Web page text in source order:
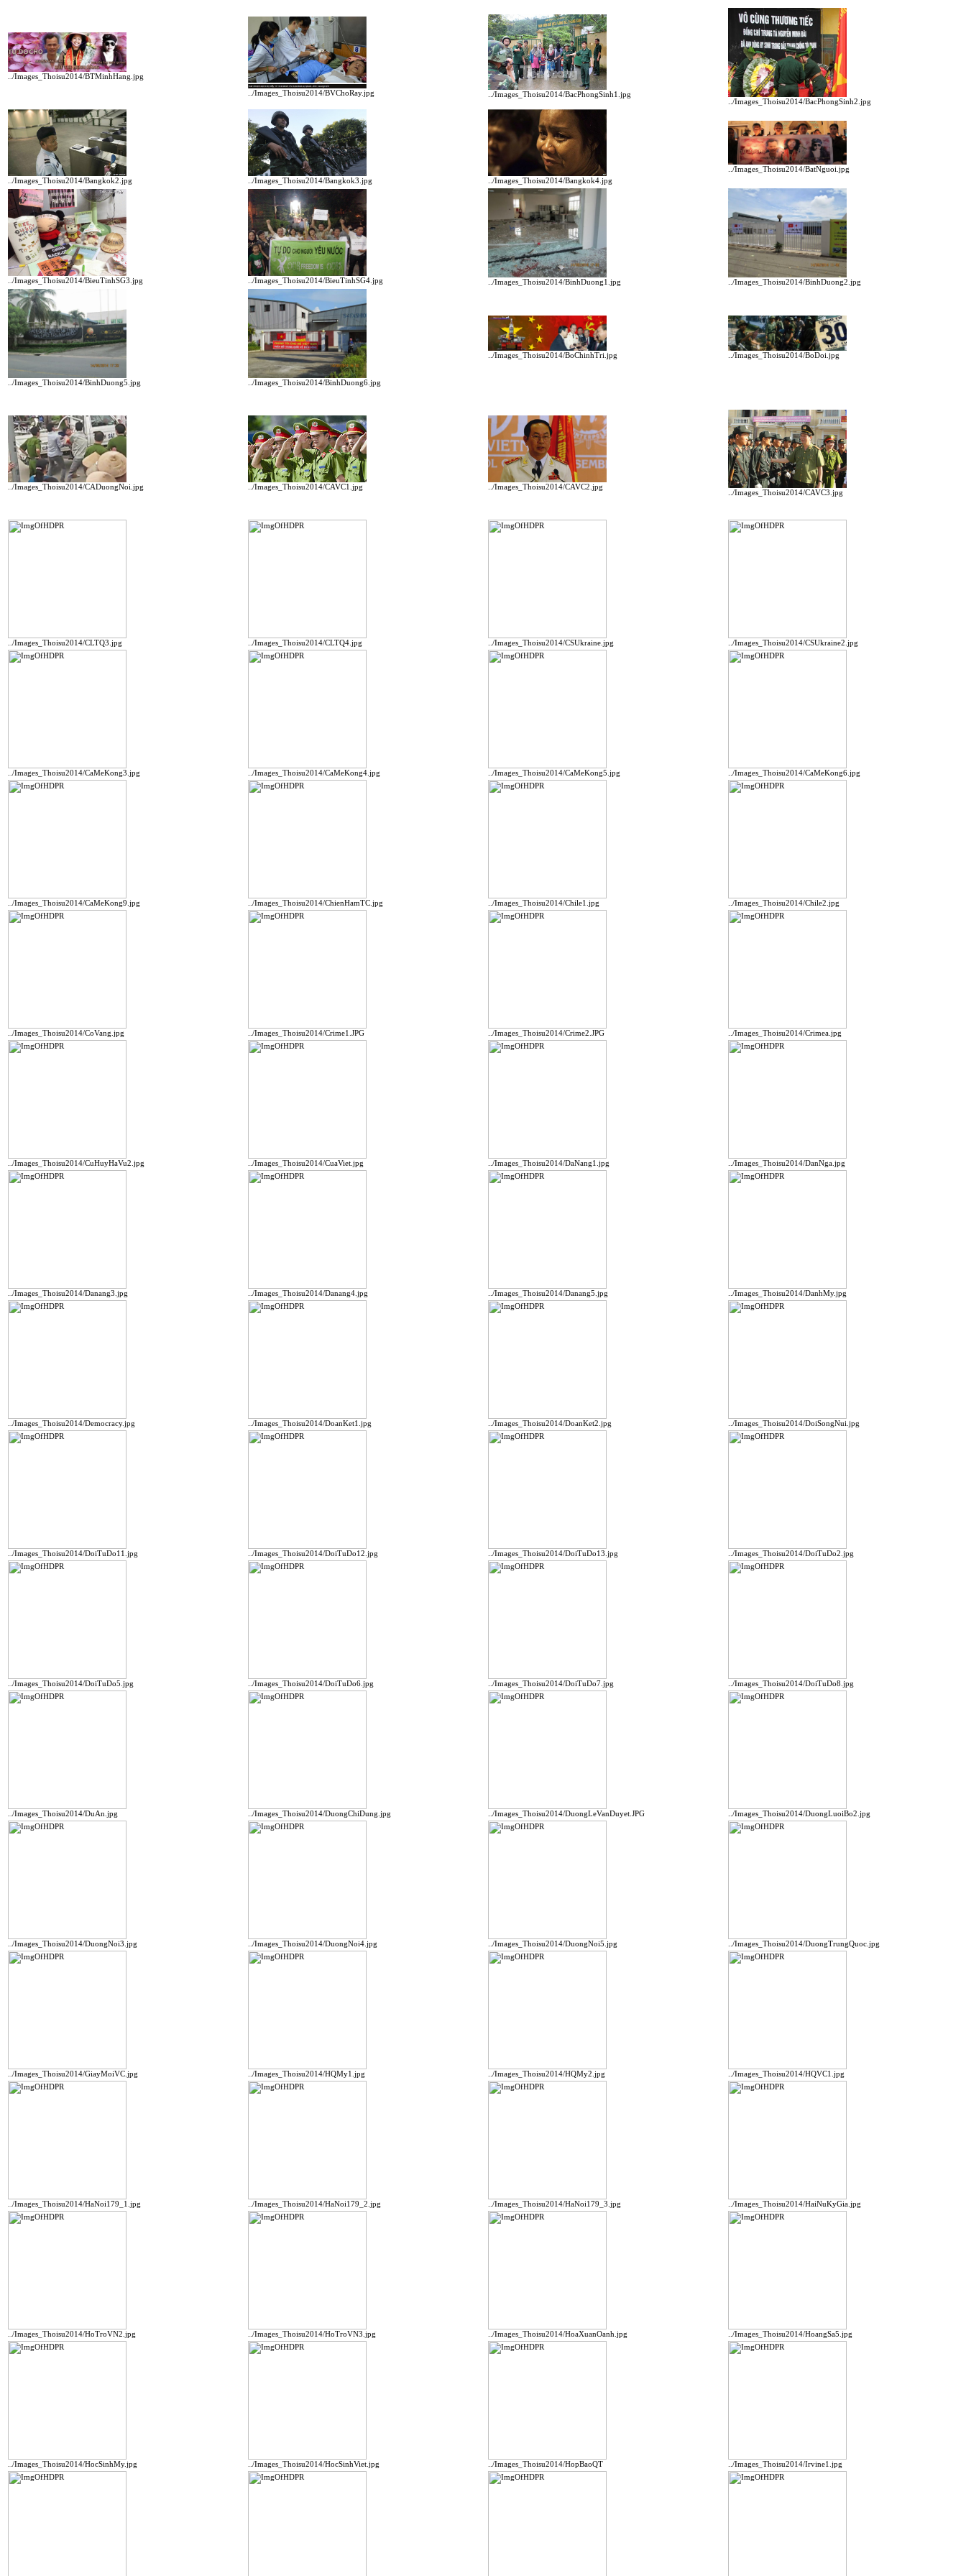
../Images_Thoisu2014/BTMinhHang.jpg
../Images_Thoisu2014/BVChoRay.jpg
../Images_Thoisu2014/BacPhongSinh1.jpg
../Images_Thoisu2014/BacPhongSinh2.jpg
../Images_Thoisu2014/Bangkok2.jpg ../Images_Thoisu2014/Bangkok3.jpg ../Images_Thoisu2014/Bangkok4.jpg
../Images_Thoisu2014/BatNguoi.jpg
../Images_Thoisu2014/BieuTinhSG3.jpg ../Images_Thoisu2014/BieuTinhSG4.jpg ../Images_Thoisu2014/BinhDuong1.jpg ../Images_Thoisu2014/BinhDuong2.jpg
../Images_Thoisu2014/BinhDuong5.jpg ../Images_Thoisu2014/BinhDuong6.jpg
../Images_Thoisu2014/BoChinhTri.jpg ../Images_Thoisu2014/BoDoi.jpg
../Images_Thoisu2014/CADuongNoi.jpg ../Images_Thoisu2014/CAVC1.jpg ../Images_Thoisu2014/CAVC2.jpg
../Images_Thoisu2014/CAVC3.jpg
../Images_Thoisu2014/CLTQ3.jpg ../Images_Thoisu2014/CLTQ4.jpg ../Images_Thoisu2014/CSUkraine.jpg ../Images_Thoisu2014/CSUkraine2.jpg
../Images_Thoisu2014/CaMeKong3.jpg ../Images_Thoisu2014/CaMeKong4.jpg ../Images_Thoisu2014/CaMeKong5.jpg ../Images_Thoisu2014/CaMeKong6.jpg
../Images_Thoisu2014/CaMeKong9.jpg ../Images_Thoisu2014/ChienHamTC.jpg ../Images_Thoisu2014/Chile1.jpg ../Images_Thoisu2014/Chile2.jpg
../Images_Thoisu2014/CoVang.jpg ../Images_Thoisu2014/Crime1.JPG ../Images_Thoisu2014/Crime2.JPG ../Images_Thoisu2014/Crimea.jpg
../Images_Thoisu2014/CuHuyHaVu2.jpg ../Images_Thoisu2014/CuaViet.jpg ../Images_Thoisu2014/DaNang1.jpg ../Images_Thoisu2014/DanNga.jpg
../Images_Thoisu2014/Danang3.jpg ../Images_Thoisu2014/Danang4.jpg ../Images_Thoisu2014/Danang5.jpg ../Images_Thoisu2014/DanhMy.jpg
../Images_Thoisu2014/Democracy.jpg ../Images_Thoisu2014/DoanKet1.jpg ../Images_Thoisu2014/DoanKet2.jpg ../Images_Thoisu2014/DoiSongNui.jpg
../Images_Thoisu2014/DoiTuDo11.jpg ../Images_Thoisu2014/DoiTuDo12.jpg ../Images_Thoisu2014/DoiTuDo13.jpg ../Images_Thoisu2014/DoiTuDo2.jpg
../Images_Thoisu2014/DoiTuDo5.jpg ../Images_Thoisu2014/DoiTuDo6.jpg ../Images_Thoisu2014/DoiTuDo7.jpg ../Images_Thoisu2014/DoiTuDo8.jpg
../Images_Thoisu2014/DuAn.jpg ../Images_Thoisu2014/DuongChiDung.jpg ../Images_Thoisu2014/DuongLeVanDuyet.JPG ../Images_Thoisu2014/DuongLuoiBo2.jpg
../Images_Thoisu2014/DuongNoi3.jpg ../Images_Thoisu2014/DuongNoi4.jpg ../Images_Thoisu2014/DuongNoi5.jpg ../Images_Thoisu2014/DuongTrungQuoc.jpg
../Images_Thoisu2014/GiayMoiVC.jpg ../Images_Thoisu2014/HQMy1.jpg ../Images_Thoisu2014/HQMy2.jpg ../Images_Thoisu2014/HQVC1.jpg
../Images_Thoisu2014/HaNoi179_1.jpg ../Images_Thoisu2014/HaNoi179_2.jpg ../Images_Thoisu2014/HaNoi179_3.jpg ../Images_Thoisu2014/HaiNuKyGia.jpg
../Images_Thoisu2014/HoTroVN2.jpg ../Images_Thoisu2014/HoTroVN3.jpg ../Images_Thoisu2014/HoaXuanOanh.jpg ../Images_Thoisu2014/HoangSa5.jpg
../Images_Thoisu2014/HocSinhMy.jpg ../Images_Thoisu2014/HocSinhViet.jpg ../Images_Thoisu2014/HopBaoQT ../Images_Thoisu2014/Irvine1.jpg